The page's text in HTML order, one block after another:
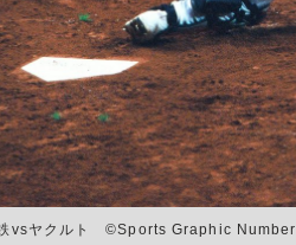
vsヤクルト ©Sports Graphic Number